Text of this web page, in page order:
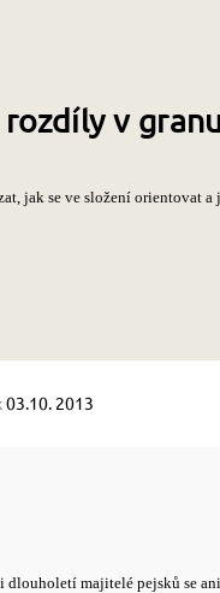
v
jak se ve složení orientovat
03.10. 2013
i dlouholetí majitelé pejsků se